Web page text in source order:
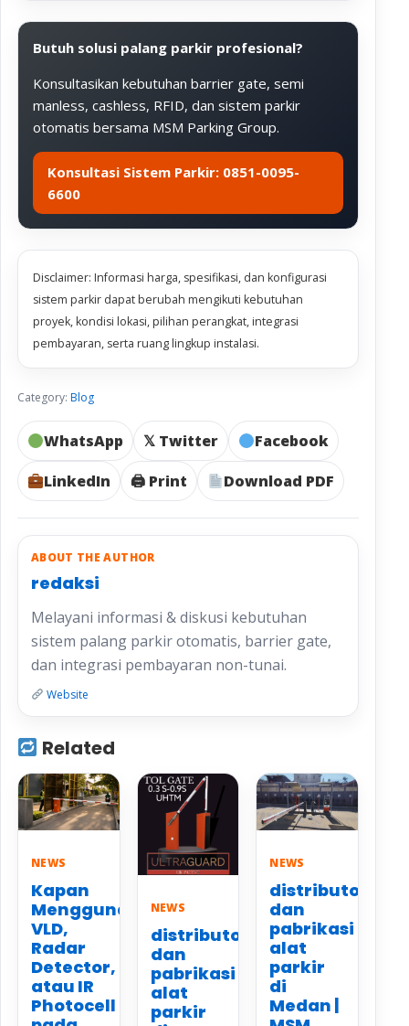
Butuh solusi palang parkir profesional?
Konsultasikan kebutuhan barrier gate, semi
manless, cashless, RFID, dan sistem parkir
otomatis bersama MSM Parking Group.
Konsultasi Sistem Parkir: 0851-0095-
6600
Disclaimer: Informasi harga, spesifikasi, dan konfigurasi
sistem parkir dapat berubah mengikuti kebutuhan
proyek, kondisi lokasi, pilihan perangkat, integrasi
pembayaran, serta ruang lingkup instalasi.
Category: Blog
WhatsApp 𝕏 Twitter
Facebook
LinkedIn
🖨 Print Download PDF
ABOUT THE AUTHOR
redaksi
Melayani informasi & diskusi kebutuhan
sistem palang parkir otomatis, barrier gate,
dan integrasi pembayaran non-tunai.
Website
Related
NEWS
Kapan
Menggunakan
VLD,
Radar
Detector,
atau IR
Photocell
NEWS
distributor
dan
pabrikasi
alat
parkir
NEWS
distributor
dan
pabrikasi
alat
parkir
di
Medan |